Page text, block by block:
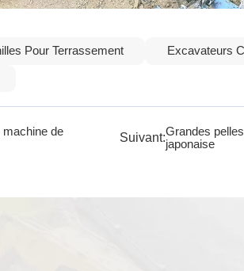
Pour Terrassement Excavateurs
machine de
Suivant:Grandes
japonaise